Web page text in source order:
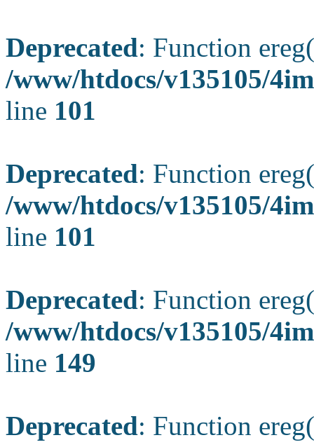
Deprecated: Function
/www/htdocs/v135105/
line 101
Deprecated: Function
/www/htdocs/v135105/
line 101
Deprecated: Function
/www/htdocs/v135105/
line 149
Deprecated: Function